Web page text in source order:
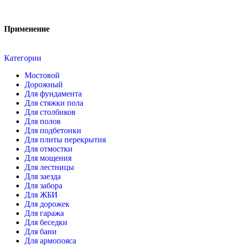
Применение
Категории
Мостовой
Дорожный
Для фундамента
Для стяжки пола
Для столбиков
Для полов
Для подбетонки
Для плиты перекрытия
Для отмостки
Для мощения
Для лестницы
Для заезда
Для забора
Для ЖБИ
Для дорожек
Для гаража
Для беседки
Для бани
Для армопояса